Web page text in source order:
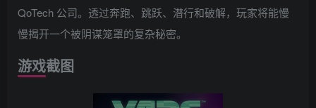
QoTech 公司。透过奔跑、跳跃、潜行和破解，玩家将能慢
慢揭开一个被阴谋笼罩的复杂秘密。
游戏截图